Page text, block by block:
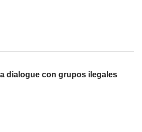
dialogue con grupos ilegales